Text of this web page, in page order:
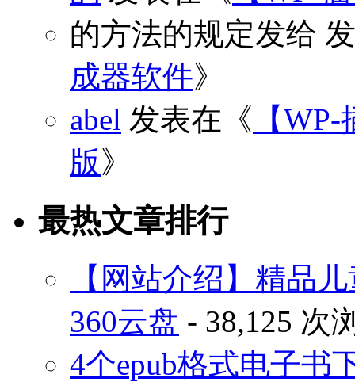
的方法的规定发给
成器软件》
abel 发表在《 【
版》
最热文章排行
【网站介绍】精品
360云盘 - 38,125 次
4个epub格式电子书